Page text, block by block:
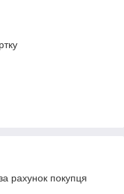
рахунок покупця